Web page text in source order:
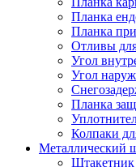
Планка
Планка
Отливы
Угол
Угол
Планка
Колпаки
Металлический
Штакетник